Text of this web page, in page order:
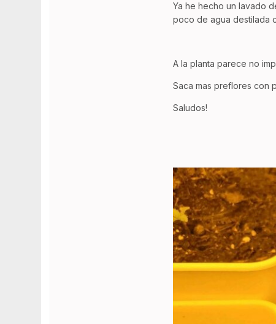
Ya he hecho un lavado
poco de agua destilada
A la planta parece no
Saca mas preflores con
Saludos!